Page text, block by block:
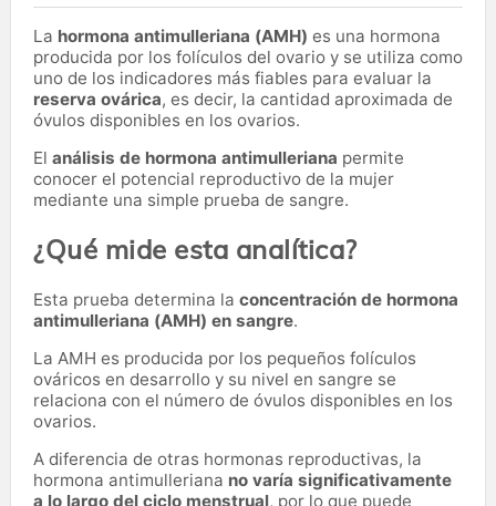
La hormona antimulleriana (AMH) es una hormona
producida por los folículos del ovario y se utiliza como
uno de los indicadores más fiables para evaluar la
reserva ovárica, es decir, la cantidad aproximada de
óvulos disponibles en los ovarios.
El análisis de hormona antimulleriana permite
conocer el potencial reproductivo de la mujer
mediante una simple prueba de sangre.
¿Qué mide esta analítica?
Esta prueba determina la concentración de hormona
antimulleriana (AMH) en sangre.
La AMH es producida por los pequeños folículos
ováricos en desarrollo y su nivel en sangre se
relaciona con el número de óvulos disponibles en los
ovarios.
A diferencia de otras hormonas reproductivas, la
hormona antimulleriana no varía significativamente
a lo largo del ciclo menstrual, por lo que puede